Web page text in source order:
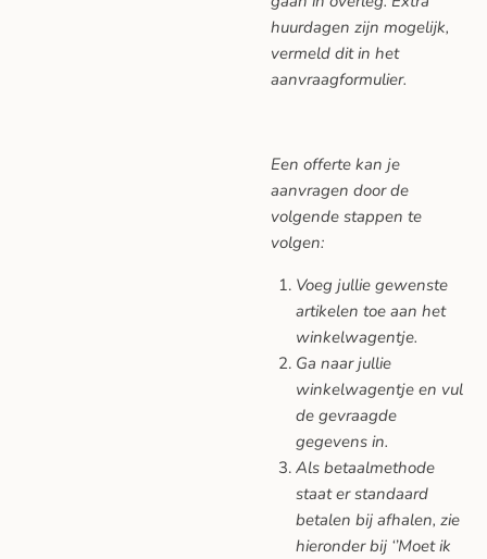
huurdagen zijn mogelijk,
vermeld dit in het
aanvraagformulier.
Een offerte kan je
aanvragen door de
volgende stappen te
volgen:
Voeg jullie gewenste
artikelen toe aan het
winkelwagentje.
Ga naar jullie
winkelwagentje en vul
de gevraagde
gegevens in.
Als betaalmethode
staat er standaard
betalen bij afhalen, zie
hieronder bij ‘’Moet ik